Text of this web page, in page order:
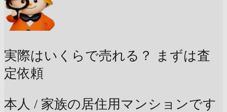
実際はいくらで売れる？
まずは査
定依頼
本人 / 家族の居住用マンションです